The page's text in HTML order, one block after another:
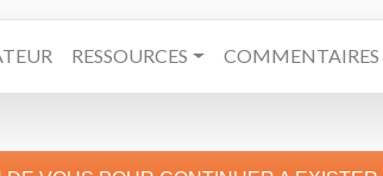
RESSOURCES COMMENTAIRES